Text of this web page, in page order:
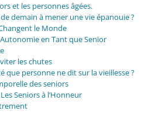
et les personnes âgées.
demain à mener une vie épanouie ?
le Monde
en Tant que Senior
les chutes
que personne ne dit sur la vieillesse ?
des seniors
Seniors à l’Honneur